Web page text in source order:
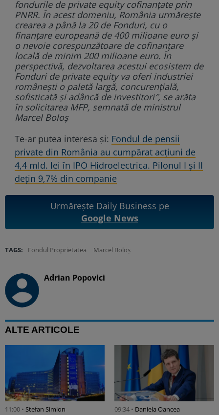
fondurile de private equity cofinanțate prin
PNRR. În acest domeniu, România urmărește
crearea a până la 20 de Fonduri, cu o
finanțare europeană de 400 milioane euro și
o nevoie corespunzătoare de cofinanțare
locală de minim 200 milioane euro. În
perspectivă, dezvoltarea acestui ecosistem de
Fonduri de private equity va oferi industriei
românești o paletă largă, concurențială,
sofisticată și adâncă de investitori″, se arăta
în solicitarea MFP, semnată de ministrul
Marcel Boloș
Te-ar putea interesa și: Fondul de pensii
private din România au cumpărat acțiuni de
4,4 mld. lei în IPO Hidroelectrica. Pilonul I și II
dețin 9,7% din companie
Urmărește Daily Business pe
Google News
TAGS: Fondul Proprietatea Marcel Boloș
Adrian Popovici
ALTE ARTICOLE
11:00 • Stefan Simion 09:34 • Daniela Oancea